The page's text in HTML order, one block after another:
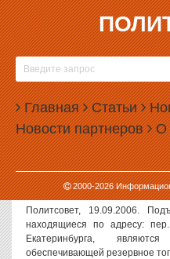
Главная Статьи
Новости партнеров О
2000-2026
19.09.2006, 16:06
АРТЮХ «КЛЮНУЛ» НА
Политсовет, 19.09.2006.
отделение Российской
панический пресс-релиз, в
дни в эфир...
19.09.2006, 16:00
КОРПОРАЦИЯ «МАЯК»
Политсовет, 19.09.2006.
находящиеся по адресу:
Екатеринбурга,
обеспечивающей резервное